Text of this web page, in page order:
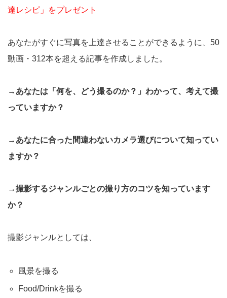
達レシピ」をプレゼント
あなたがすぐに写真を上達させることができるように、50
動画・312本を超える記事を作成しました。
→あなたは「何を、どう撮るのか？」わかって、考えて撮
っていますか？
→あなたに合った間違わないカメラ選びについて知ってい
ますか？
→撮影するジャンルごとの撮り方のコツを知っています
か？
撮影ジャンルとしては、
風景を撮る
Food/Drinkを撮る